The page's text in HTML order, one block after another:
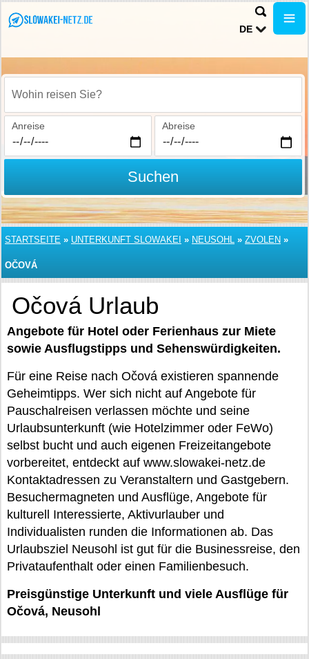
DE
Wohin reisen Sie?
Anreise Abreise
Suchen
STARTSEITE » UNTERKUNFT SLOWAKEI » NEUSOHL » ZVOLEN »
OČOVÁ
Očová Urlaub
Angebote für Hotel oder Ferienhaus zur Miete
sowie Ausflugstipps und Sehenswürdigkeiten.
Für eine Reise nach Očová existieren spannende
Geheimtipps. Wer sich nicht auf Angebote für
Pauschalreisen verlassen möchte und seine
Urlaubsunterkunft (wie Hotelzimmer oder FeWo)
selbst bucht und auch eigenen Freizeitangebote
vorbereitet, entdeckt auf www.slowakei-netz.de
Kontaktadressen zu Veranstaltern und Gastgebern.
Besuchermagneten und Ausflüge, Angebote für
kulturell Interessierte, Aktivurlauber und
Individualisten runden die Informationen ab. Das
Urlaubsziel Neusohl ist gut für die Businessreise, den
Privataufenthalt oder einen Familienbesuch.
Preisgünstige Unterkunft und viele Ausflüge für
Očová, Neusohl